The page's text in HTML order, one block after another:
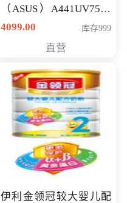
（ASUS）A441UV7500
顽石（7代i7-7500U 4G
4099.00 库存999
直营
伊利金领冠较大婴儿配